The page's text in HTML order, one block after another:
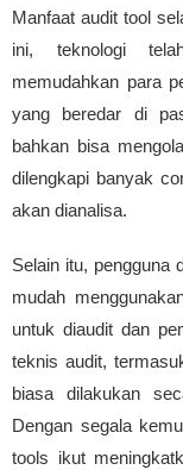
Manfaat audit tool
ini, teknologi
memudahkan para
yang beredar di
bahkan bisa
dilengkapi banyak
akan dianalisa.
Selain itu, pengguna
mudah
untuk diaudit dan
teknis audit,
biasa dilakukan
Dengan segala
tools ikut